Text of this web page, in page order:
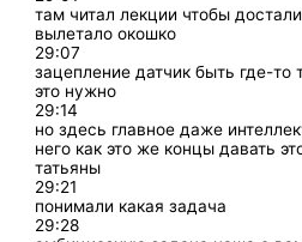
там читал лекции чтобы
вылетало окошко
29:07
зацепление датчик быть где-
это нужно
29:14
но здесь главное даже
него как это же концы давать
татьяны
29:21
понимали какая задача
29:28